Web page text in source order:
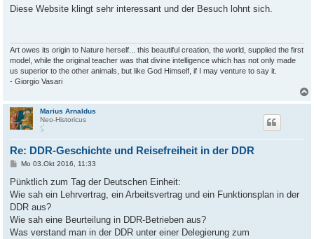
i
Diese Website klingt sehr interessant und der Besuch lohnt sich.
Art owes its origin to Nature herself... this beautiful creation, the world, supplied the first
model, while the original teacher was that divine intelligence which has not only made
us superior to the other animals, but like God Himself, if I may venture to say it.
- Giorgio Vasari
Marius Arnaldus
Neo-Historicus
Re: DDR-Geschichte und Reisefreiheit in der DDR
B
i
r
a
Mo 03.Okt 2016, 11:33
Pünktlich zum Tag der Deutschen Einheit:
Wie sah ein Lehrvertrag, ein Arbeitsvertrag und ein Funktionsplan in der
DDR aus?
Wie sah eine Beurteilung in DDR-Betrieben aus?
Was verstand man in der DDR unter einer Delegierung zum